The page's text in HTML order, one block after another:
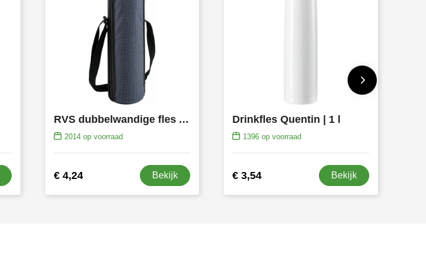
RVS dubbelwandige fles Alexandros
2014 op voorraad
€ 4,24 Bekijk
Drinkfles Quentin | 1 l
1396 op voorraad
€ 3,54 Bekijk